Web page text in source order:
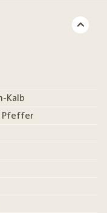
Kalb
Pfeffer